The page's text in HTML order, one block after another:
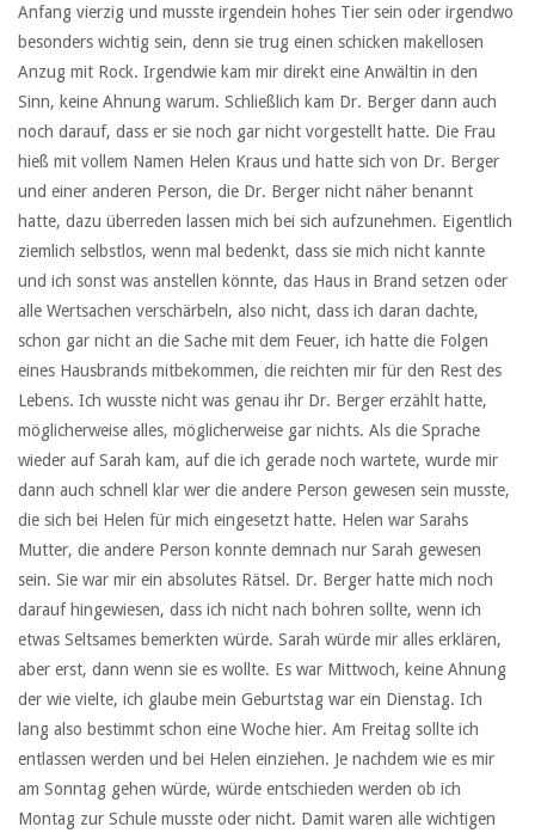
Anfang vierzig und musste irgendein hohes Tier sein oder irgendwo
besonders wichtig sein, denn sie trug einen schicken makellosen
Anzug mit Rock. Irgendwie kam mir direkt eine Anwältin in den
Sinn, keine Ahnung warum. Schließlich kam Dr. Berger dann auch
noch darauf, dass er sie noch gar nicht vorgestellt hatte. Die Frau
hieß mit vollem Namen Helen Kraus und hatte sich von Dr. Berger
und einer anderen Person, die Dr. Berger nicht näher benannt
hatte, dazu überreden lassen mich bei sich aufzunehmen. Eigentlich
ziemlich selbstlos, wenn mal bedenkt, dass sie mich nicht kannte
und ich sonst was anstellen könnte, das Haus in Brand setzen oder
alle Wertsachen verschärbeln, also nicht, dass ich daran dachte,
schon gar nicht an die Sache mit dem Feuer, ich hatte die Folgen
eines Hausbrands mitbekommen, die reichten mir für den Rest des
Lebens. Ich wusste nicht was genau ihr Dr. Berger erzählt hatte,
möglicherweise alles, möglicherweise gar nichts. Als die Sprache
wieder auf Sarah kam, auf die ich gerade noch wartete, wurde mir
dann auch schnell klar wer die andere Person gewesen sein musste,
die sich bei Helen für mich eingesetzt hatte. Helen war Sarahs
Mutter, die andere Person konnte demnach nur Sarah gewesen
sein. Sie war mir ein absolutes Rätsel. Dr. Berger hatte mich noch
darauf hingewiesen, dass ich nicht nach bohren sollte, wenn ich
etwas Seltsames bemerkten würde. Sarah würde mir alles erklären,
aber erst, dann wenn sie es wollte. Es war Mittwoch, keine Ahnung
der wie vielte, ich glaube mein Geburtstag war ein Dienstag. Ich
lang also bestimmt schon eine Woche hier. Am Freitag sollte ich
entlassen werden und bei Helen einziehen. Je nachdem wie es mir
am Sonntag gehen würde, würde entschieden werden ob ich
Montag zur Schule musste oder nicht. Damit waren alle wichtigen